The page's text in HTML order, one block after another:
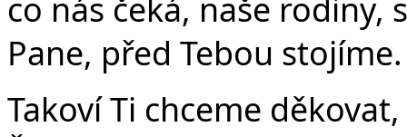
co nás čeká, naše rodiny,
Pane, před Tebou stojíme.
Takoví Ti chceme